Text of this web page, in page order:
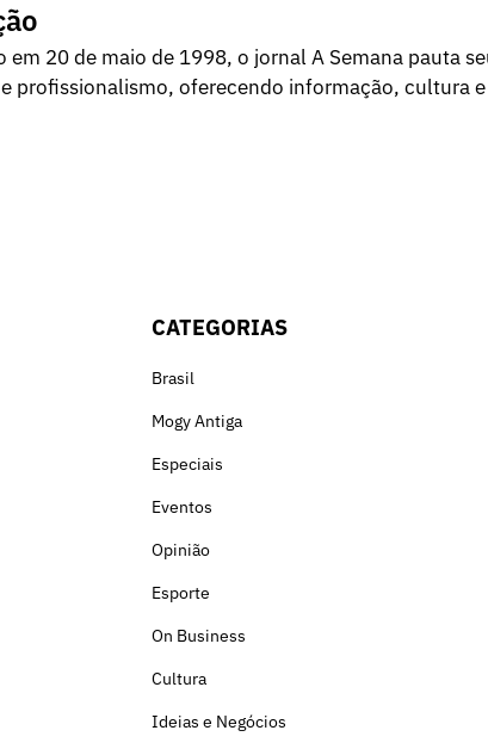
em 20 de maio de 1998, o jornal A Semana pauta
profissionalismo, oferecendo informação, cultura
CATEGORIAS
Brasil
Mogy Antiga
Especiais
Eventos
Opinião
Esporte
On Business
Cultura
Ideias e Negócios